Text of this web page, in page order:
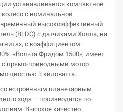
устанавливается компактное
колесо с номинальной
высокоэффективный
(BLDC) с датчиками Холла, на
с коэффициентом
«Вольта Фридом 1500», имеет
с прямо-приводными мотор
3 киловатта.
со встроенным планетарным
хода – производятся по
Высокое качество